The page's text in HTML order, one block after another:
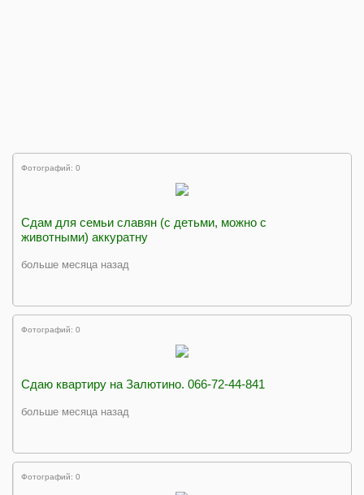
Фотографий: 0
Сдам для семьи славян (с детьми, можно с
животными) аккуратну
больше месяца назад
Фотографий: 0
Сдаю квартиру на Залютино. 066-72-44-841
больше месяца назад
Фотографий: 0